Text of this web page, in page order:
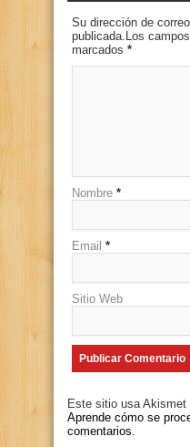
Su dirección de
publicada.Los
marcados *
Nombre *
Email *
Sitio Web
Este sitio usa Akismet
Aprende cómo se
comentarios.